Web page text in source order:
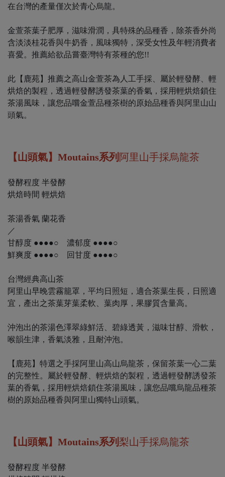
在台灣的產量僅次於青心烏龍。
金萱茶葉子肥厚，滋味滑潤，具特殊的品種香，除茶香外尚
含淡淡桂花香與牛奶香，風味獨特，深受女性及年輕消費者
喜愛。推薦給欲品嘗臺灣特有茶種的您!!
此【鹿苑】推薦之高山金萱茶為人工手採、屬於輕發酵、輕
烘焙的製程，透過輕發酵誘發茶葉的香氣，採用輕烘焙鎖住
茶湯風味，讓您品嚐金萱品種茶樹的原始品種香與阿里山山
頭氣。
【山頭氣】Moutains系列 阿里山手採烏龍茶
發酵程度 半發酵
烘焙時間 輕烘焙
茶湯香氣 蘭花香
／
甘醇度 ●●●●○ 濃郁度 ●●●●○
鮮爽度 ●●●●○ 回甘度 ●●●●○
台灣經典高山茶
阿里山早晚雲霧籠罩，平均日照短，適合茶葉生長，日照適
宜，產出之茶葉芽葉柔軟、葉肉厚，果膠質含量高。
沖泡出的茶湯色澤翠綠鮮活、碧綠透黃，滋味甘醇、滑軟，
喉韻生津，香氣淡雅，且耐沖泡。
【鹿苑】特選之手採阿里山高山烏龍茶，保留茶葉一心二葉
的完整性。屬於輕發酵、輕烘焙的製程，透過輕發酵誘發茶
葉的香氣，採用輕烘焙鎖住茶湯風味，讓您品嚐烏龍品種茶
樹的原始品種香與阿里山獨特山頭氣。
【山頭氣】Moutains系列 梨山手採烏龍茶
發酵程度 半發酵